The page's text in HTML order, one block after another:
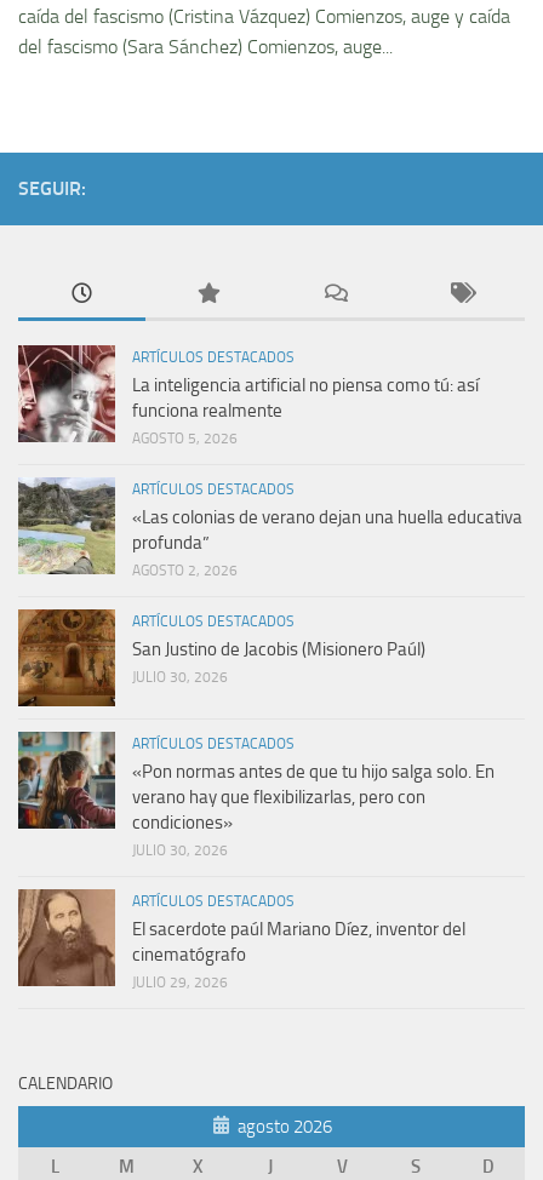
caí­da del fascismo (Cristina Vázquez) Comienzos, auge y caí­da
del fascismo (Sara Sánchez) Comienzos, auge...
SEGUIR:
ARTÍCULOS DESTACADOS
La inteligencia artificial no piensa como tú: así
funciona realmente
AGOSTO 5, 2026
ARTÍCULOS DESTACADOS
«Las colonias de verano dejan una huella educativa
profunda”
AGOSTO 2, 2026
ARTÍCULOS DESTACADOS
San Justino de Jacobis (Misionero Paúl)
JULIO 30, 2026
ARTÍCULOS DESTACADOS
«Pon normas antes de que tu hijo salga solo. En
verano hay que flexibilizarlas, pero con
condiciones»
JULIO 30, 2026
ARTÍCULOS DESTACADOS
El sacerdote paúl Mariano Díez, inventor del
cinematógrafo
JULIO 29, 2026
CALENDARIO
agosto 2026
L
M X J V S
D